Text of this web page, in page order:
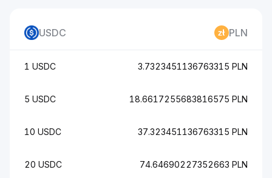
USDC PLN
1 USDC 3.7323451136763315 PLN
5 USDC 18.6617255683816575 PLN
10 USDC 37.323451136763315 PLN
20 USDC 74.64690227352663 PLN